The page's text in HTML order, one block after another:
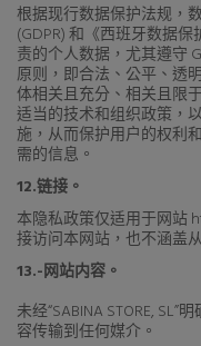
根据现行数据保护法规，
(GDPR) 和《西班牙数据
责的个人数据，尤其遵守
原则，即合法、公平、透
体相关且充分、相关且限
适当的技术和组织政策，
施，从而保护用户的权利
需的信息。
12.链接。
本隐私政策仅适用于网站
接访问本网站，也不涵盖
13.-网站内容。
未经“SABINA STORE,
容传输到任何媒介。